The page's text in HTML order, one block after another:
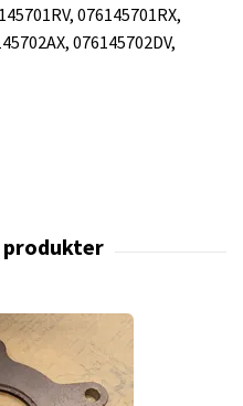
076145701RX,
076145702DV,